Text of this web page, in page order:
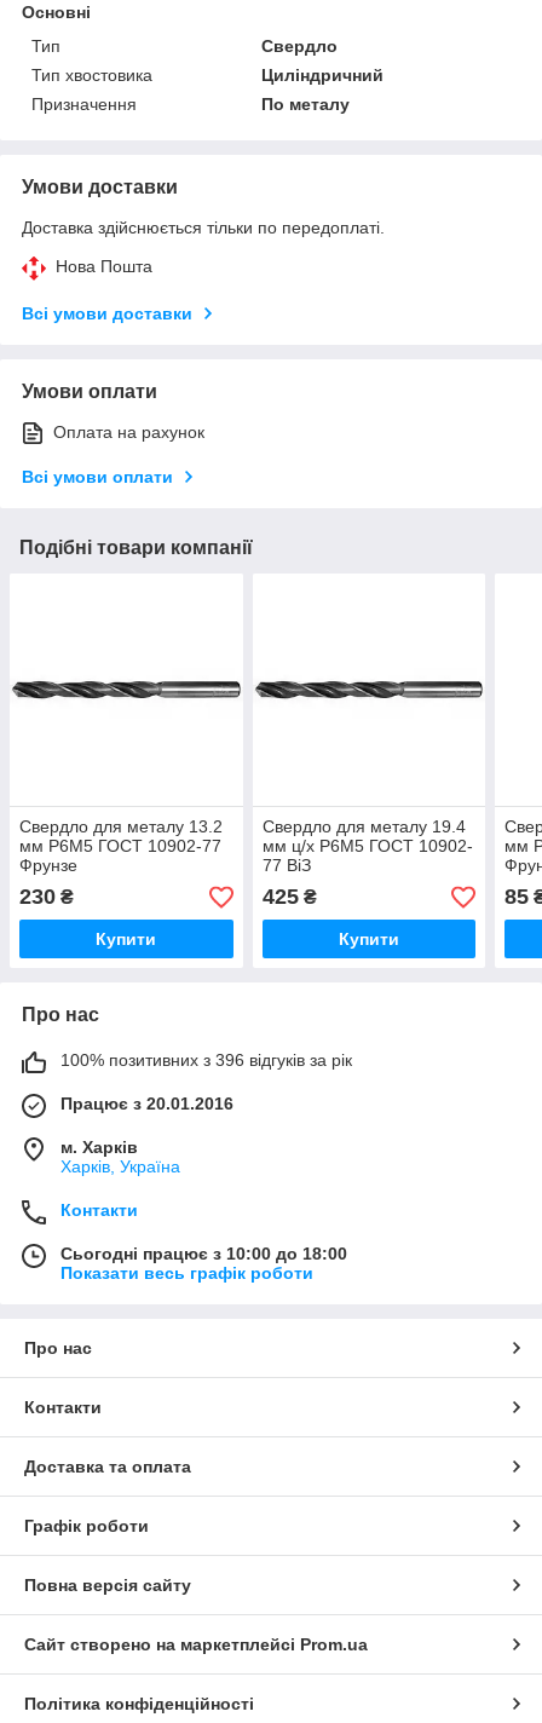
Основні
Тип
Свердло
Тип хвостовика
Циліндричний
Призначення
По металу
Умови доставки
Доставка здійснюється тільки по передоплаті.
Нова Пошта
Всі умови доставки
Умови оплати
Оплата на рахунок
Всі умови оплати
Подібні товари компанії
Свердло для металу 13.2
мм Р6М5 ГОСТ 10902-77
Фрунзе
230 ₴
Купити
Свердло для металу 19.4
мм ц/х Р6М5 ГОСТ 10902-
77 ВіЗ
425₴
Купити
мм
85
Про нас
100% позитивних з 396 відгуків за рік
Працює з 20.01.2016
м. Харків
Харків, Україна
Контакти
Сьогодні працює з 10:00 до 18:00
Показати весь графік роботи
Про нас
Контакти
Доставка та оплата
Графік роботи
Повна версія сайту
Сайт створено на маркетплейсі Prom.ua
Політика конфіденційності